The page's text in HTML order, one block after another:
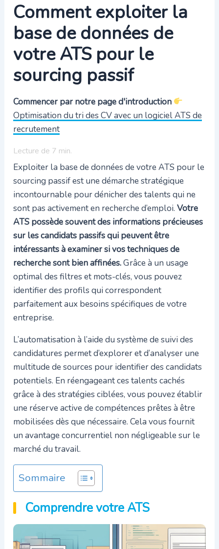
Comment exploiter la
base de données de
votre ATS pour le
sourcing passif
Commencer par notre page d'introduction
Optimisation du tri des CV avec un logiciel ATS de
recrutement
Lecture de 7 min.
Exploiter la base de données de votre ATS pour le
sourcing passif est une démarche stratégique
incontournable pour dénicher des talents qui ne
sont pas activement en recherche d’emploi. Votre
ATS possède souvent des informations précieuses
sur les candidats passifs qui peuvent être
intéressants à examiner si vos techniques de
recherche sont bien affinées.Grâce à un usage
optimal des filtres et mots-clés, vous pouvez
identifier des profils qui correspondent
parfaitement aux besoins spécifiques de votre
entreprise.
L’automatisation à l’aide du système de suivi des
candidatures permet d’explorer et d’analyser une
multitude de sources pour identifier des candidats
potentiels. En réengageant ces talents cachés
grâce à des stratégies ciblées, vous pouvez établir
une réserve active de compétences prêtes à être
mobilisées dès que nécessaire. Cela vous fournit
un avantage concurrentiel non négligeable sur le
marché du travail.
Sommaire
Comprendre votre ATS